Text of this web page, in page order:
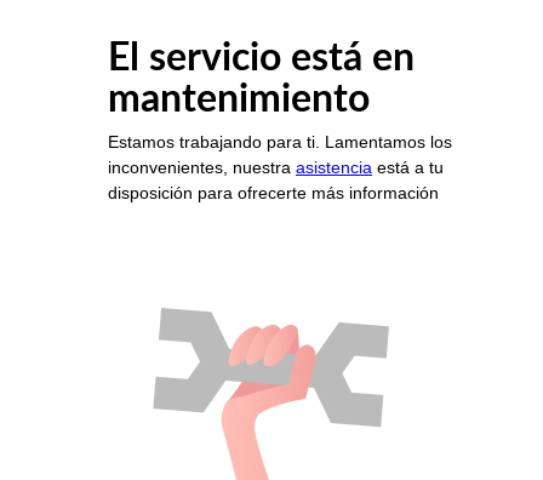
El servicio está en
mantenimiento
Estamos trabajando para ti. Lamentamos los
inconvenientes, nuestra asistencia está a tu
disposición para ofrecerte más información